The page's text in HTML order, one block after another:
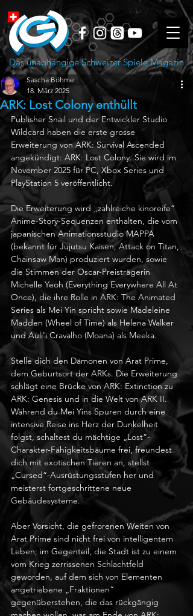
Das unabhängige Schweizer Spiele Magazin
ARK: Lost Colony enthüllt
Sascha Böhme
18. März 2025
Publisher Snail und der Entwickler Studio
Wildcard haben die erste grosse
Erweiterung von ARK: Survival Ascended
angekündigt: ARK: Lost Colony. Sie wird im
November 2025 für PC, Xbox Series und
PlayStation 5 veröffentlicht.
Die Erweiterung wird „zahlreiche kinoreife“
Anime-Story-Sequenzen enthalten, die vom
japanischen Animationsstudio MAPPA
(bekannt für Jujutsu Kaisen, Attack on Titan,
Chainsaw Man) produziert wurden, sowie
die Stimmen der Oscar-Preisträgerin
Michelle Yeoh (Everything Everywhere All At
Once), die ihre Rolle in ARK: The Animated
Series als Mei Yin spricht sowie Madeleine
Madden (Wheel of Time) als Helena Walker
und Auli'i Cravalho (Moana) als Meeka.
Stelle dich den Dämonen von Arat Prime,
dem Geburtsort der ARKs. Die Erweiterung
schlägt eine Brücke von ARK: Extinction zu
ARK: Genesis und in die Welt von ARK II.
Während du Mei Yins Spuren durch eine
intensive Reise ins Herz der Dunkelheit
folgst, schaltest du mächtige „Lost“-
Charakter-Fähigkeitsbäume frei, freundest
dich mit exotischen Tieren an, stellst
„Cursed“-Ausrüstungsstufen her und
meisterst fortgeschrittene neue
Gebäudesysteme.
Aber Vorsicht, die gefrorenen Weiten von
Arat Prime sind nicht frei von intelligentem
Leben; im Gegenteil, die Stadt ist zu einem
vom Krieg zerrissenen Schlachtfeld
geworden, auf dem sich von Elementen
angetriebene „Fraktionen“
gegenüberstehen, die das rückgängig